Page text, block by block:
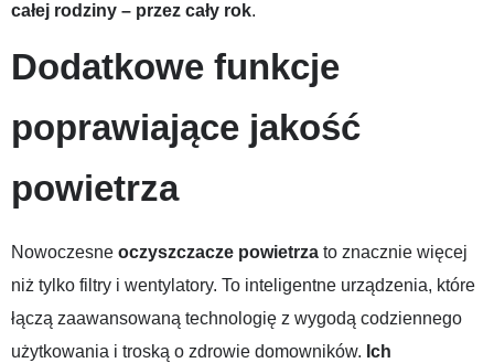
całej rodziny – przez cały rok.
Dodatkowe funkcje
poprawiające jakość
powietrza
Nowoczesne oczyszczacze powietrza to znacznie więcej
niż tylko filtry i wentylatory. To inteligentne urządzenia, które
łączą zaawansowaną technologię z wygodą codziennego
użytkowania i troską o zdrowie domowników. Ich